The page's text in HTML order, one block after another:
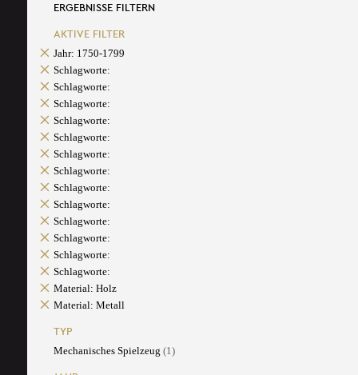
ERGEBNISSE FILTERN
AKTIVE FILTER
Jahr: 1750-1799
Schlagworte:
Schlagworte:
Schlagworte:
Schlagworte:
Schlagworte:
Schlagworte:
Schlagworte:
Schlagworte:
Schlagworte:
Schlagworte:
Schlagworte:
Schlagworte:
Schlagworte:
Material: Holz
Material: Metall
TYP
Mechanisches Spielzeug (1)